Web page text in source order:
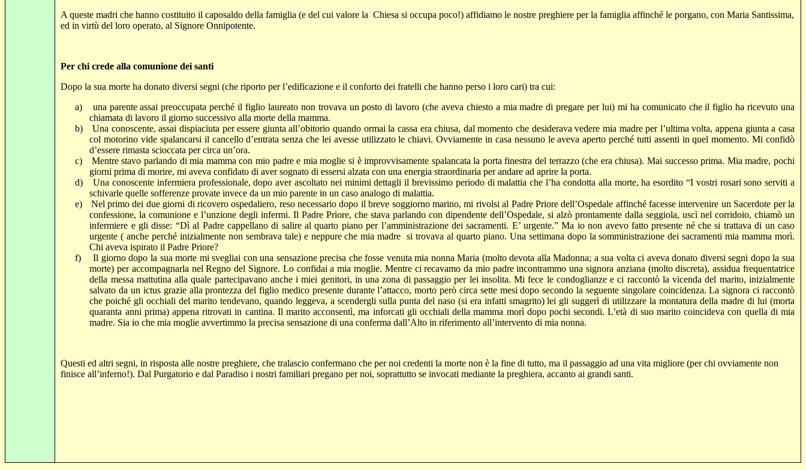
A queste madri che hanno costituito il caposaldo della famiglia (e del cui valore la Chiesa si occupa poco!) affidiamo le nostre preghiere per la famiglia affinché le porgano, con Maria Santissima,
ed in virtù del loro operato, al Signore Onnipotente.
Per chi crede alla comunione dei santi
Dopo la sua morte ha donato diversi segni (che riporto per l’edificazione e il conforto dei fratelli che hanno perso i loro cari) tra cui:
a)
una parente assai preoccupata perché il figlio laureato non trovava un posto di lavoro (che aveva chiesto a mia madre di pregare per lui) mi ha comunicato che il figlio ha ricevuto una
chiamata di lavoro il giorno successivo alla morte della mamma.
b)
Una conoscente, assai dispiaciuta per essere giunta all’obitorio quando ormai la cassa era chiusa, dal momento che desiderava vedere mia madre per l’ultima volta, appena giunta a casa
col motorino vide spalancarsi il cancello d’entrata senza che lei avesse utilizzato le chiavi. Ovviamente in casa nessuno le aveva aperto perché tutti assenti in quel momento. Mi confidò
d’essere rimasta scioccata per circa un’ora.
c)
Mentre stavo parlando di mia mamma con mio padre e mia moglie si è improvvisamente spalancata la porta finestra del terrazzo (che era chiusa). Mai successo prima. Mia madre, pochi
giorni prima di morire, mi aveva confidato di aver sognato di essersi alzata con una energia straordinaria per andare ad aprire la porta.
d)
Una conoscente infermiera professionale, dopo aver ascoltato nei minimi dettagli il brevissimo periodo di malattia che l’ha condotta alla morte, ha esordito “I vostri rosari sono serviti a
schivarle quelle sofferenze provate invece da un mio parente in un caso analogo di malattia.
e)
Nel primo dei due giorni di ricovero ospedaliero, reso necessario dopo il breve soggiorno marino, mi rivolsi al Padre Priore dell’Ospedale affinché facesse intervenire un Sacerdote per la
confessione, la comunione e l’unzione degli infermi. Il Padre Priore, che stava parlando con dipendente dell’Ospedale, si alzò prontamente dalla seggiola, uscì nel corridoio, chiamò un
infermiere e gli disse: “Dì al Padre cappellano di salire al quarto piano per l’amministrazione dei sacramenti. E’ urgente.” Ma io non avevo fatto presente né che si trattava di un caso
urgente ( anche perché inizialmente non sembrava tale) e neppure che mia madre si trovava al quarto piano. Una settimana dopo la somministrazione dei sacramenti mia mamma morì.
Chi aveva ispirato il Padre Priore?
f)
Il giorno dopo la sua morte mi svegliai con una sensazione precisa che fosse venuta mia nonna Maria (molto devota alla Madonna; a sua volta ci aveva donato diversi segni dopo la sua
morte) per accompagnarla nel Regno del Signore. Lo confidai a mia moglie. Mentre ci recavamo da mio padre incontrammo una signora anziana (molto discreta), assidua frequentatrice
della messa mattutina alla quale partecipavano anche i miei genitori, in una zona di passaggio per lei insolita. Mi fece le condoglianze e ci raccontò la vicenda del marito, inizialmente
salvato da un ictus grazie alla prontezza del figlio medico presente durante l’attacco, morto però circa sette mesi dopo secondo la seguente singolare coincidenza. La signora ci raccontò
che poiché gli occhiali del marito tendevano, quando leggeva, a scendergli sulla punta del naso (si era infatti smagrito) lei gli suggerì di utilizzare la montatura della madre di lui (morta
quaranta anni prima) appena ritrovati in cantina. Il marito acconsentì, ma inforcati gli occhiali della mamma morì dopo pochi secondi. L’età di suo marito coincideva con quella di mia
madre. Sia io che mia moglie avvertimmo la precisa sensazione di una conferma dall’Alto in riferimento all’intervento di mia nonna.
Questi ed altri segni, in risposta alle nostre preghiere, che tralascio confermano che per noi credenti la morte non è la fine di tutto, ma il passaggio ad una vita migliore (per chi ovviamente non
finisce all’inferno!). Dal Purgatorio e dal Paradiso i nostri familiari pregano per noi, soprattutto se invocati mediante la preghiera, accanto ai grandi santi.